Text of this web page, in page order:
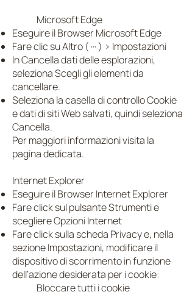
Microsoft Edge
Eseguire il Browser Microsoft Edge
Fare clic su Altro ( ··· ) > Impostazioni
In Cancella dati delle esplorazioni,
seleziona Scegli gli elementi da
cancellare.
Seleziona la casella di controllo Cookie
e dati di siti Web salvati, quindi seleziona
Cancella.
Per maggiori informazioni visita la
pagina dedicata.
Internet Explorer
Eseguire il Browser Internet Explorer
Fare click sul pulsante Strumenti e
scegliere Opzioni Internet
Fare click sulla scheda Privacy e, nella
sezione Impostazioni, modificare il
dispositivo di scorrimento in funzione
dell’azione desiderata per i cookie:
Bloccare tutti i cookie